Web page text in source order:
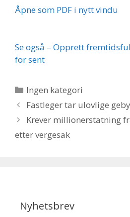
Åpne som PDF i nytt vindu
Se også – Opprett
for sent
Kategorier
Ingen kategori
Fastleger tar ulovlige
Krever millionerstatning
etter vergesak
Nyhetsbrev